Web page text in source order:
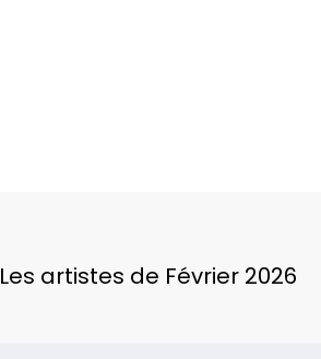
Les artistes de Février 2026